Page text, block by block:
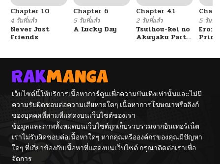
Chapter 10
4 วันที่แล้ว
Never Just
Friends
Chapter 6
5 วันที่แล้ว
A Lucky Day
Chapter 4.1
2 วันที่แล้ว
Tsuihou-kei no
Akuyaku Party
node, Zamaa
Shimashita.:
Skill o Ubau
“Steal” tte
kedo
Tsuyosugiru
5 วันที่
Ero:
เว็บไซต์นี้ให้บริการเนื้อหาการ์ตูนเพื่อความบันเทิงเท่านั้นและไม่มี
ความรับผิดชอบต่อความเสียหายใดๆ เนื้อหาการโฆษณาหรือลิงก์
ของบุคคลที่สามที่แสดงบนเว็บไซต์ของเรา
ข้อมูลและภาพทั้งหมดบนเว็บไซต์ถูกเก็บรวบรวมจากอินเทอร์เน็ต
เราไม่รับผิดชอบต่อเนื้อหาใดๆ หากคุณหรือองค์กรของคุณมีปัญหา
ใดๆ ที่เกี่ยวข้องกับเนื้อหาที่แสดงบนเว็บไซต์ กรุณาติดต่อเราเพื่อ
จัดการ